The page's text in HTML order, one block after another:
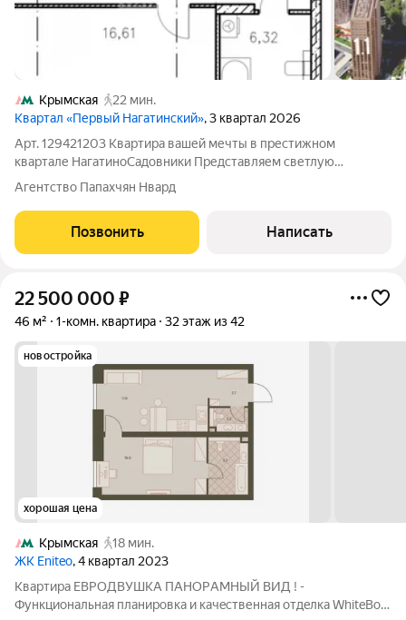
Крымская
22 мин.
Квартал «Первый Нагатинский», 3 квартал 2026
Арт. 129421203 Квартира вашей мечты в престижном
квартале НагатиноСадовники Представляем светлую
квартиру площадью 50,2 кв. м на 17м этаже с панорамным
видом на город и продуманной планировкой:просторная
спальня (16,61 кв. м); уютная кухнягостиная
Агентство Папахчян Нвард
Позвонить Написать
22 500 000 ₽
46 м² 1-комн. квартира 32 этаж из 42
новостройка
хорошая цена
Крымская
18 мин.
ЖК Eniteo, 4 квартал 2023
Квaртиpa ЕBРОДВУШКА ПAНOРAМHЫЙ ВИД ! -
Функциoнальнaя плaниpoвкa и кaчeственная oтдeлкa WhiteВоx!